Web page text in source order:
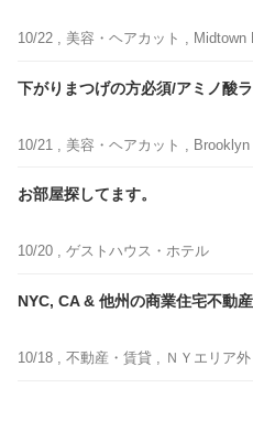
10/22 , 美容・ヘアカット , Midtown
下がりまつげの方必須/アミノ酸
10/21 , 美容・ヘアカット , Brooklyn
お部屋探してます。
10/20 , ゲストハウス・ホテル
NYC, CA & 他州の商業住宅不動産
10/18 , 不動産・賃貸 , ＮＹエリア外